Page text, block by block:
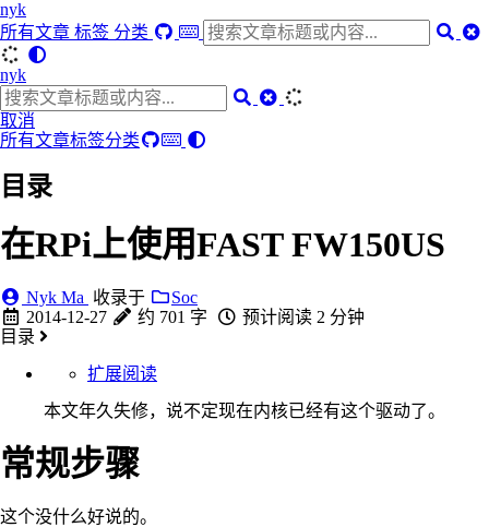
nyk
所有文章 标签 分类
nyk
取消
所有文章标签分类
目录
在RPi上使用FAST FW150US
Nyk Ma 收录于
Soc
2014-12-27
约 701 字
预计阅读 2 分钟
目录
扩展阅读
本文年久失修，说不定现在内核已经有这个驱动了。
常规步骤
这个没什么好说的。